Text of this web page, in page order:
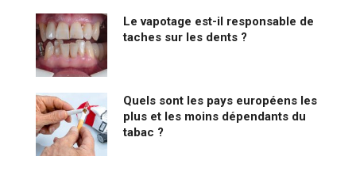
Le vapotage est-il responsable de
taches sur les dents ?
Quels sont les pays européens les
plus et les moins dépendants du
tabac ?